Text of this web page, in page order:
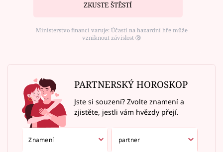
ZKUSTE ŠTĚSTÍ
Ministerstvo financí varuje: Účastí na hazardní hře může
vzniknout závislost ⑱
PARTNERSKÝ HOROSKOP
Jste si souzení? Zvolte znamení a
zjistěte, jestli vám hvězdy přejí.